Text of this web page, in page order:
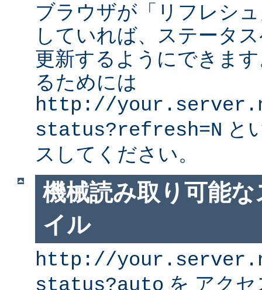
ブラウザが「リフレシ
していれば、ステータ
更新するようにできま
るためには
http://
status?refresh=N と
スしてください。
機械読み取り可能
イル
http://
status?auto を アク